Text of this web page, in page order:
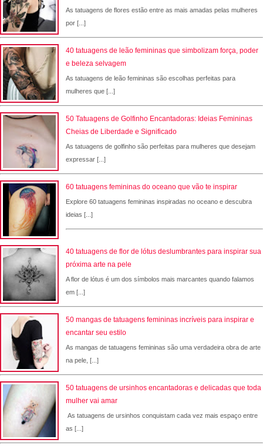
As tatuagens de flores estão entre as mais amadas pelas mulheres
por [...]
40 tatuagens de leão femininas que simbolizam força, poder
e beleza selvagem
As tatuagens de leão femininas são escolhas perfeitas para
mulheres que [...]
50 Tatuagens de Golfinho Encantadoras: Ideias Femininas
Cheias de Liberdade e Significado
As tatuagens de golfinho são perfeitas para mulheres que desejam
expressar [...]
60 tatuagens femininas do oceano que vão te inspirar
Explore 60 tatuagens femininas inspiradas no oceano e descubra
ideias [...]
40 tatuagens de flor de lótus deslumbrantes para inspirar sua
próxima arte na pele
A flor de lótus é um dos símbolos mais marcantes quando falamos
em [...]
50 mangas de tatuagens femininas incríveis para inspirar e
encantar seu estilo
As mangas de tatuagens femininas são uma verdadeira obra de arte
na pele, [...]
50 tatuagens de ursinhos encantadoras e delicadas que toda
mulher vai amar
As tatuagens de ursinhos conquistam cada vez mais espaço entre
as [...]